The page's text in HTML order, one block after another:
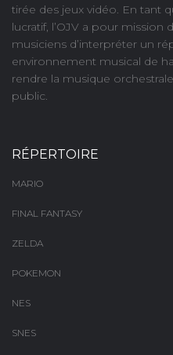
tirée des jeux vidéo. En tant
lucratif, l’OJV a pour mission
musiciens d’interpréter un
environnement musical de
rendre la musique
public.
RÉPERTOIRE
MARIO
FINAL FANTASY
ZELDA
POKEMON
NES
SNES